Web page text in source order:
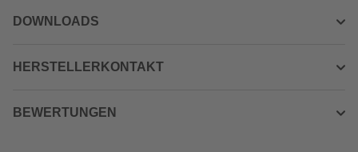
DOWNLOADS
HERSTELLERKONTAKT
BEWERTUNGEN